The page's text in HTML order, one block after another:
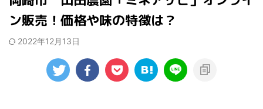
ン販売！価格や味の特徴は？
2022年12月13日